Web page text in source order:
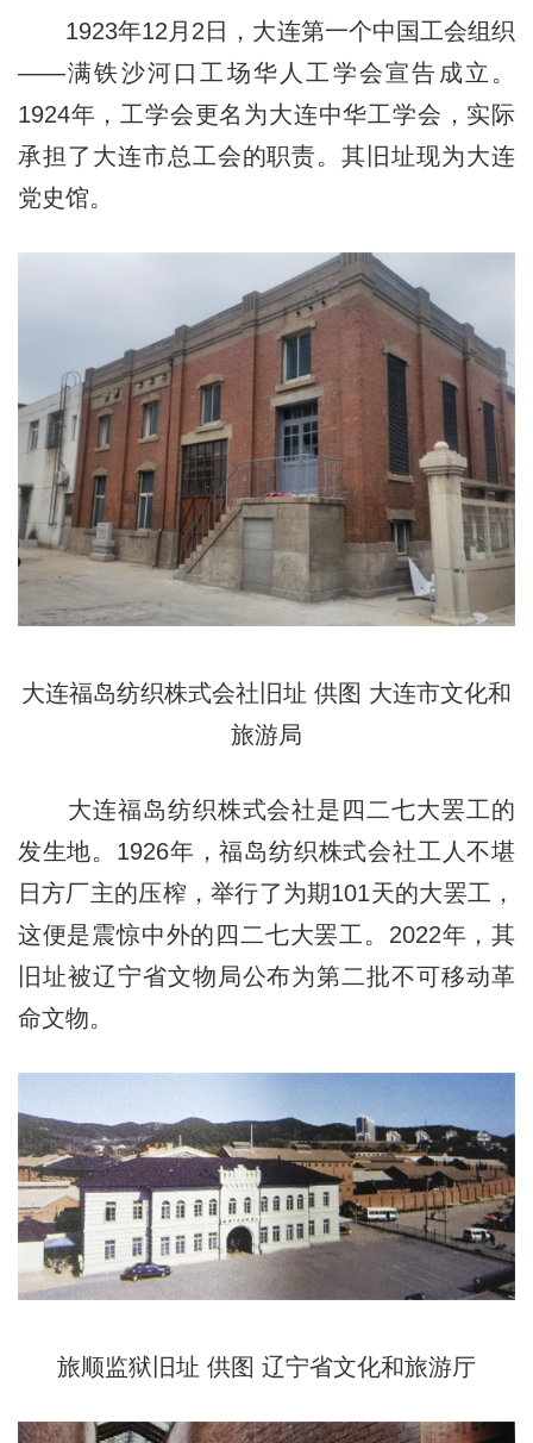
1923年12月2日，大连第一个中国工会组织
——满铁沙河口工场华人工学会宣告成立。
1924年，工学会更名为大连中华工学会，实际
承担了大连市总工会的职责。其旧址现为大连
党史馆。
大连福岛纺织株式会社旧址 供图 大连市文化和
旅游局
大连福岛纺织株式会社是四二七大罢工的
发生地。1926年，福岛纺织株式会社工人不堪
日方厂主的压榨，举行了为期101天的大罢工，
这便是震惊中外的四二七大罢工。2022年，其
旧址被辽宁省文物局公布为第二批不可移动革
命文物。
旅顺监狱旧址 供图 辽宁省文化和旅游厅